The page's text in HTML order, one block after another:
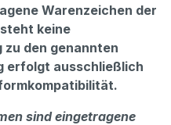
Warenzeichen der
keine
den genannten
erfolgt ausschließlich
sind eingetragene